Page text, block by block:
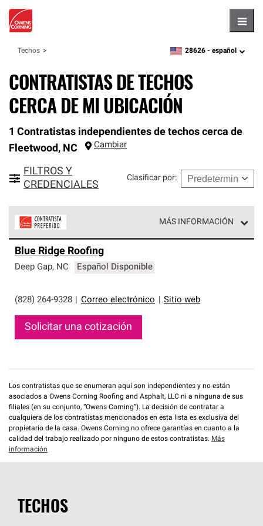
Techos zipcode,language
28626 - español
CONTRATISTAS DE TECHOS
CERCA DE MI UBICACIÓN
1 Contratistas independientes de techos cerca de
Fleetwood, NC Cambiar
FILTROS Y
CREDENCIALES
Clasificar por:
MÁS INFORMACIÓN
parte de una red exclusiva de profesionales de techos
que cumplen con altos estándares y requisitos estrictos
Blue Ridge Roofing
Deep Gap, NC Español Disponible
(828) 264-9328 Correo electrónico Sitio web
Solicitar una cotización
Los contratistas que se enumeran aquí son independientes y no están
asociados a Owens Corning Roofing and Asphalt, LLC ni a ninguna de sus
filiales (en su conjunto, “Owens Corning”). La decisión de contratar a
cualquiera de los contratistas mencionados en esta lista es exclusiva del
propietario de la casa. Owens Corning no ofrece garantías en cuanto a la
calidad del trabajo realizado por ninguno de estos contratistas. Más
información
TECHOS